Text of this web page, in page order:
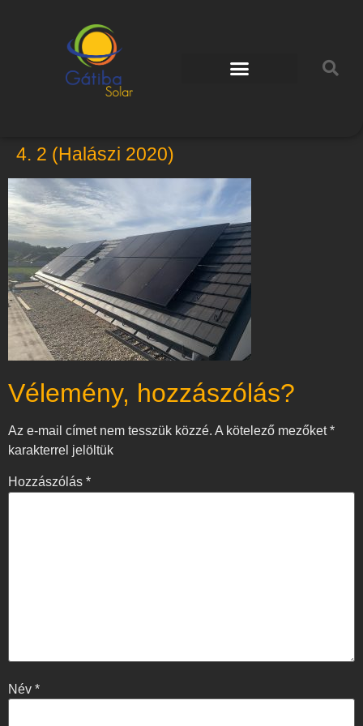
4. 2 (Halászi 2020)
Vélemény, hozzászólás?
Az e-mail címet nem tesszük közzé. A kötelező mezőket*
karakterrel jelöltük
Hozzászólás *
Név *